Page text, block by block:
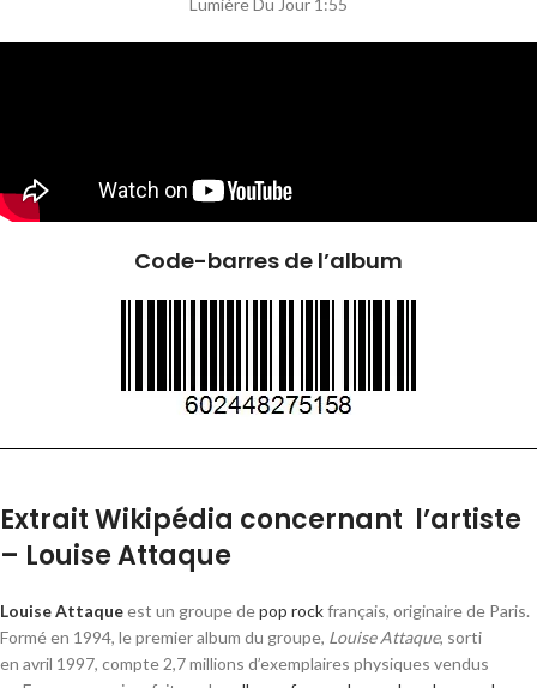
Lumière Du Jour 1:55
Code-barres de l’album
Extrait Wikipédia concernant l’artiste
– Louise Attaque
Louise Attaqueest un groupe depop rockfrançais, originaire de Paris.
Formé en 1994, le premier album du groupe, Louise Attaque, sorti
en avril 1997, compte 2,7 millions d’exemplaires physiques vendus